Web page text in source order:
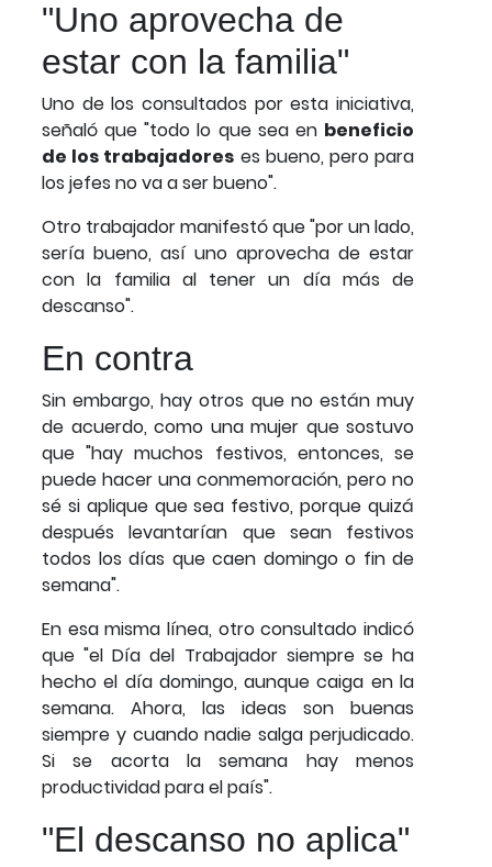
"Uno aprovecha de
estar con la familia"
Uno de los consultados por esta iniciativa,
señaló que "todo lo que sea en beneficio
de los trabajadores es bueno, pero para
los jefes no va a ser bueno".
Otro trabajador manifestó que "por un lado,
sería bueno, así uno aprovecha de estar
con la familia al tener un día más de
descanso".
En contra
Sin embargo, hay otros que no están muy
de acuerdo, como una mujer que sostuvo
que "hay muchos festivos, entonces, se
puede hacer una conmemoración, pero no
sé si aplique que sea festivo, porque quizá
después levantarían que sean festivos
todos los días que caen domingo o fin de
semana".
En esa misma línea, otro consultado indicó
que "el Día del Trabajador siempre se ha
hecho el día domingo, aunque caiga en la
semana. Ahora, las ideas son buenas
siempre y cuando nadie salga perjudicado.
Si se acorta la semana hay menos
productividad para el país".
"El descanso no aplica"